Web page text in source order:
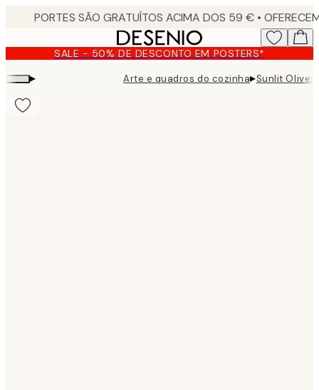
content. SALE - 50% DE DESCONTO EM POSTERS*
▸ Arte e quadros do cozinha▸Sunlit Olives